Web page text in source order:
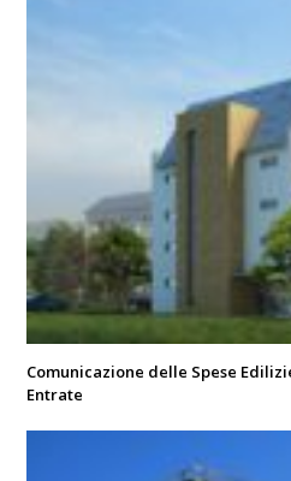
Comunicazione delle Spese
Entrate